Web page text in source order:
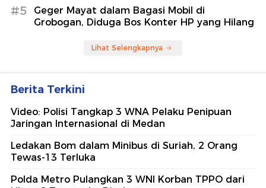
#5
Geger Mayat dalam Bagasi Mobil di
Grobogan, Diduga Bos Konter HP yang Hilang
Lihat Selengkapnya
Berita Terkini
Video: Polisi Tangkap 3 WNA Pelaku Penipuan
Jaringan Internasional di Medan
Ledakan Bom dalam Minibus di Suriah, 2 Orang
Tewas-13 Terluka
Polda Metro Pulangkan 3 WNI Korban TPPO dari